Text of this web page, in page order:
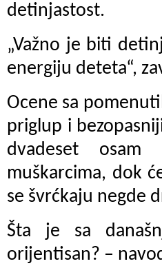
detinjastost.
„Važno je biti
energiju deteta“,
Ocene sa
priglup i
dvadeset
muškarcima, dok
se švrćkaju negde
Šta je sa
orijentisan? –